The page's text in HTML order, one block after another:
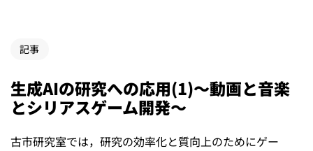
記事
生成AIの研究への応用(1)〜動画と音楽
とシリアスゲーム開発〜
古市研究室では，研究の効率化と質向上のためにゲー